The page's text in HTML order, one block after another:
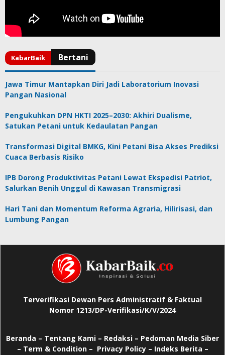
Jawa Timur Mantapkan Diri Jadi Laboratorium Inovasi
Pangan Nasional
Pengukuhkan DPN HKTI 2025–2030: Akhiri Dualisme,
Satukan Petani untuk Kedaulatan Pangan
Transformasi Digital BMKG, Kini Petani Bisa Akses Prediksi
Cuaca Berbasis Risiko
IPB Dorong Produktivitas Petani Lewat Ekspedisi Patriot,
Salurkan Benih Unggul di Kawasan Transmigrasi
Hari Tani dan Momentum Reforma Agraria, Hilirisasi, dan
Lumbung Pangan
Terverifikasi Dewan Pers Administratif & Faktual
Nomor 1213/DP-Verifikasi/K/V/2024
Beranda – Tentang Kami – Redaksi – Pedoman Media Siber
– Term & Condition – Privacy Policy– Indeks Berita –